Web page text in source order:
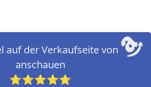
auf der Verkaufseite von
anschauen
⭐⭐⭐⭐⭐